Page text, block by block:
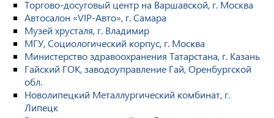
Торгово-досуговый центр на Варшавской, г. Москва
Автосалон «VIP-Авто», г. Самара
Музей хрусталя, г. Владимир
МГУ, Социологический корпус, г. Москва
Министерство здравоохранения Татарстана, г. Казань
Гайский ГОК, заводоуправление Гай, Оренбургской
обл.
Новолипецкий Металлургический комбинат, г.
Липецк